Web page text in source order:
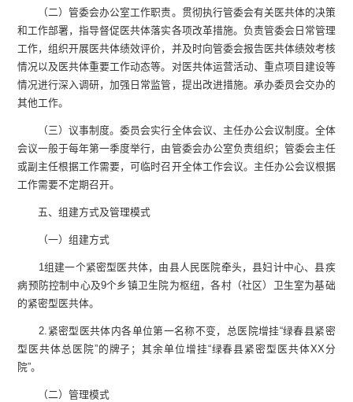
（二）管委会办公室工作职责。 贯彻执行管委会有关医共体的决策
和工作部署，指导督促医共体落实各项改革措施。负责管委会日常管理
工作，组织开展医共体绩效评价，并及时向管委会报告医共体绩效考核
情况以及医共体重要工作动态等。对医共体运营活动、重点项目建设等
情况进行深入调研，加强日常监管，提出改进措施。承办委员会交办的
其他工作。
（三）议事制度。委员会实行全体会议、主任办公会议制度。全体
会议一般于每年第一季度举行，由管委会办公室负责组织；管委会主任
或副主任根据工作需要，可临时召开全体工作会议。主任办公会议根据
工作需要不定期召开。
五、组建方式及管理模式
（一）组建方式
1组建一个紧密型医共体， 由县人民医院牵头，县妇 计中心、县疾
病预防控制中心及9个乡镇卫生院为枢纽，各村（社区） 卫生室为基础
的紧密型医共体。
2. 紧密型医共体内各单位第一名称不变， 总 医院增挂“绿春县紧密
型 医共体总 医院”的牌子 ；其余单位增挂“绿春县紧密型医共体XX分
院”。
（二）管理模式